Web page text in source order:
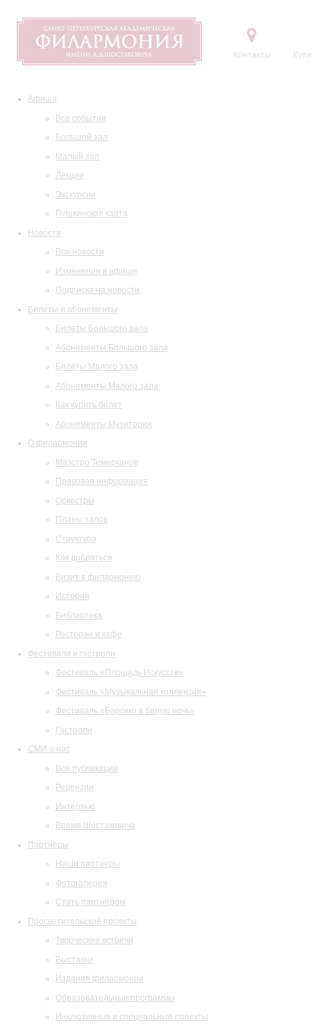
Контакты
Афиша
Все события
Большой зал
Малый зал
Лекции
Экскурсии
Пушкинская карта
Новости
Все новости
Изменения в афише
Подписка на новости
Билеты и абонементы
Билеты Большого зала
Абонементы Большого зала
Билеты Малого зала
Абонементы Малого зала
Как купить билет
Абонементы Музитория
О филармонии
Маэстро Темирканов
Правовая информация
Оркестры
Планы залов
Структура
Как добраться
Визит в филармонию
История
Библиотека
Ресторан и кафе
Фестивали и гастроли
Фестиваль «Площадь Искусств»
Фестиваль «Музыкальная коллекция»
Фестиваль «Барокко в белую ночь»
Гастроли
СМИ о нас
Все публикации
Рецензии
Интервью
Время Шостаковича
Партнеры
Наши партнеры
Фотогалерея
Стать партнером
Просветительские проекты
Творческие встречи
Выставки
Издания филармонии
Образовательные программы
Инклюзивные и специальные проекты